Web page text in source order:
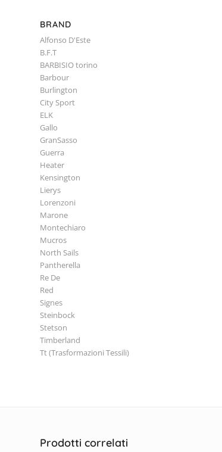
BRAND
Alfonso D'Este
B.F.T
BARBISIO torino
Barbour
Burlington
City Sport
ELK
Gallo
GranSasso
Guerra
Heater
Kensington
Lierys
Lorenzoni
Marone
Montechiaro
Mucros
North Sails
Pantherella
Re De
Red
Signes
Steinbock
Stetson
Timberland
Tt (Trasformazioni Tessili)
Prodotti correlati